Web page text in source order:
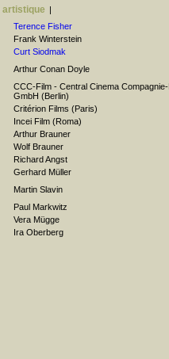
artistique |
Terence Fisher
Frank Winterstein
Curt Siodmak
Arthur Conan Doyle
CCC-Film - Central Cinema
GmbH (Berlin)
Critérion Films (Paris)
Incei Film (Roma)
Arthur Brauner
Wolf Brauner
Richard Angst
Gerhard Müller
Martin Slavin
Paul Markwitz
Vera Mügge
Ira Oberberg